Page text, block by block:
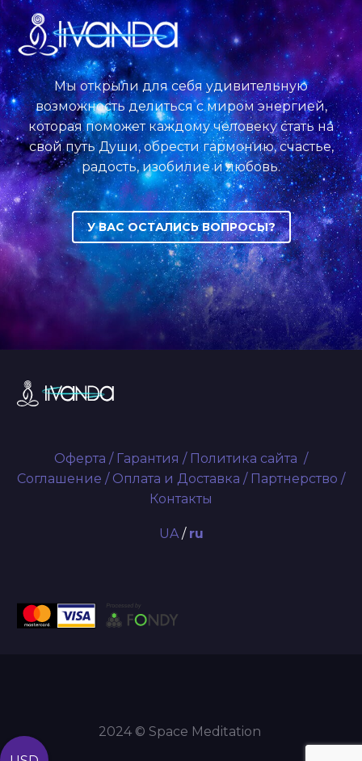
Мы открыли для себя удивительную
возможность делиться с миром энергией,
которая поможет каждому человеку стать на
свой путь Души, обрести гармонию, счастье,
радость, изобилие и любовь.
У ВАС ОСТАЛИСЬ ВОПРОСЫ?
Оферта / Гарантия / Политика сайта /
Соглашение / Оплата и Доставка / Партнерство /
Контакты
UA/ ru
2024 © Space Meditation